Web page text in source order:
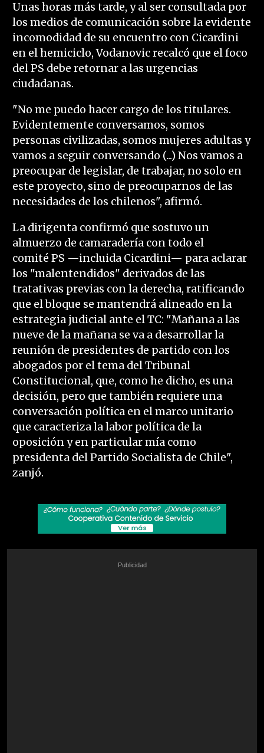
Unas horas más tarde, y al ser consultada por
los medios de comunicación sobre la evidente
incomodidad de su encuentro con Cicardini
en el hemiciclo, Vodanovic recalcó que el foco
del PS debe retornar a las urgencias
ciudadanas.
"No me puedo hacer cargo de los titulares.
Evidentemente conversamos, somos
personas civilizadas, somos mujeres adultas y
vamos a seguir conversando (...) Nos vamos a
preocupar de legislar, de trabajar, no solo en
este proyecto, sino de preocuparnos de las
necesidades de los chilenos", afirmó.
La dirigenta confirmó que sostuvo un
almuerzo de camaradería con todo el
comité PS —incluida Cicardini— para aclarar
los "malentendidos" derivados de las
tratativas previas con la derecha, ratificando
que el bloque se mantendrá alineado en la
estrategia judicial ante el TC: "Mañana a las
nueve de la mañana se va a desarrollar la
reunión de presidentes de partido con los
abogados por el tema del Tribunal
Constitucional, que, como he dicho, es una
decisión, pero que también requiere una
conversación política en el marco unitario
que caracteriza la labor política de la
oposición y en particular mía como
presidenta del Partido Socialista de Chile",
zanjó.